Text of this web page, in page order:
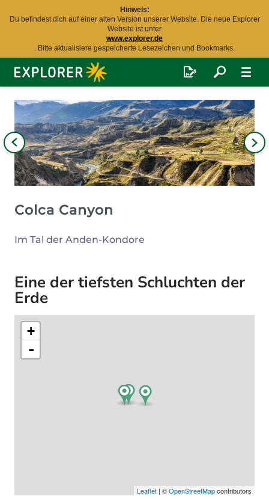
Hinweis:
Du befindest dich auf einer alten Version unserer Website. Die neue Explorer
Website ist unter
www.explorer.de
. Bitte aktualisiere gespeicherte Lesezeichen und Bookmarks.
Explorer
Fernreisen
Colca Canyon
Im Tal der Anden-Kondore
Eine der tiefsten Schluchten der
Erde
+
-
Leaflet | ©OpenStreetMapcontributors